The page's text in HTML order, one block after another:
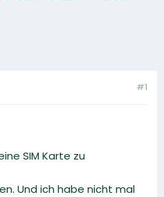
#1
SIM Karte zu
Und ich habe nicht mal